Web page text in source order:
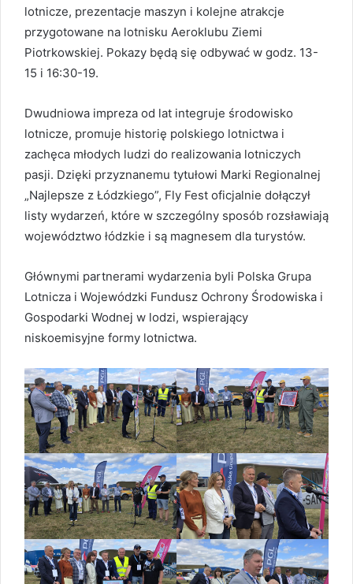
lotnicze, prezentacje maszyn i kolejne atrakcje
przygotowane na lotnisku Aeroklubu Ziemi
Piotrkowskiej. Pokazy będą się odbywać w godz. 13-
15 i 16:30-19.
Dwudniowa impreza od lat integruje środowisko
lotnicze, promuje historię polskiego lotnictwa i
zachęca młodych ludzi do realizowania lotniczych
pasji. Dzięki przyznanemu tytułowi Marki Regionalnej
„Najlepsze z Łódzkiego”, Fly Fest oficjalnie dołączył
listy wydarzeń, które w szczególny sposób rozsławiają
województwo łódzkie i są magnesem dla turystów.
Głównymi partnerami wydarzenia byli Polska Grupa
Lotnicza i Wojewódzki Fundusz Ochrony Środowiska i
Gospodarki Wodnej w lodzi, wspierający
niskoemisyjne formy lotnictwa.